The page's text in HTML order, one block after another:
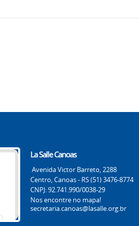
La Salle Canoas
Avenida Victor Barreto, 2288
Centro, Canoas - RS (51) 3476-8774
CNPJ: 92.741.990/0038-29
Nos encontre no mapa!
secretaria.canoas@lasalle.org.br